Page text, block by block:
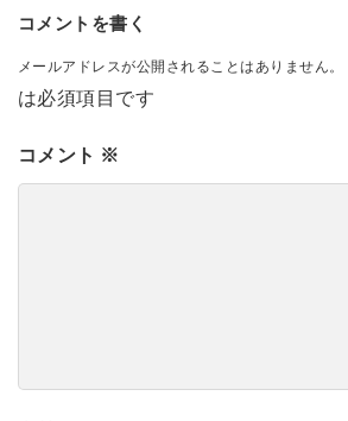
コメントを書く
メールアドレスが公開されることはありません。
は必須項目です
コメント ※